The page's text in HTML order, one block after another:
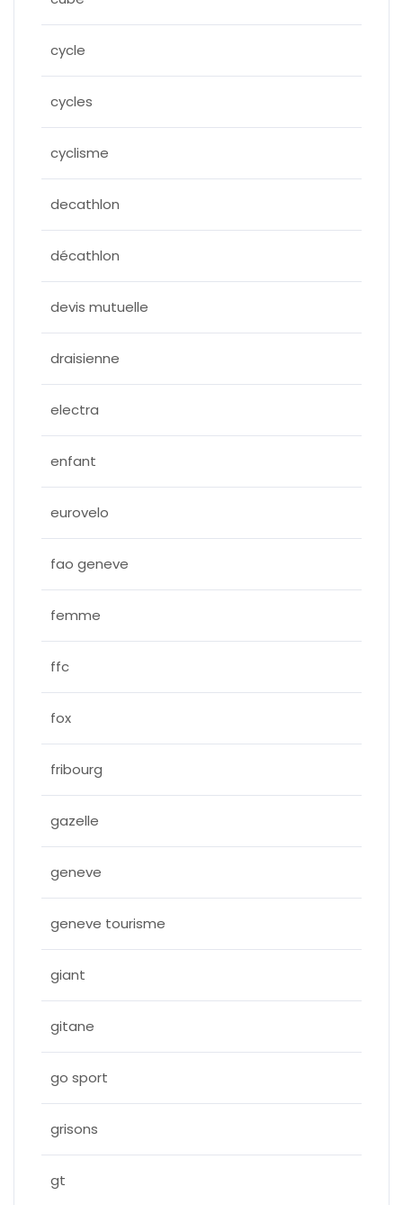
cycle
cycles
cyclisme
decathlon
décathlon
devis mutuelle
draisienne
electra
enfant
eurovelo
fao geneve
femme
ffc
fox
fribourg
gazelle
geneve
geneve tourisme
giant
gitane
go sport
grisons
gt